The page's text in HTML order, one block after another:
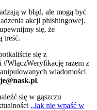
w błąd, ale mogą być
akcji phishingowej.
się, że
treść.
się z
razem z
wiadomości
.
się w gąszczu
„Jak nie wpaść w